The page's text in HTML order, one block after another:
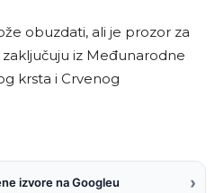
obuzdati, ali je prozor za
iz Međunarodne
krsta i Crvenog
izvore na Googleu ›